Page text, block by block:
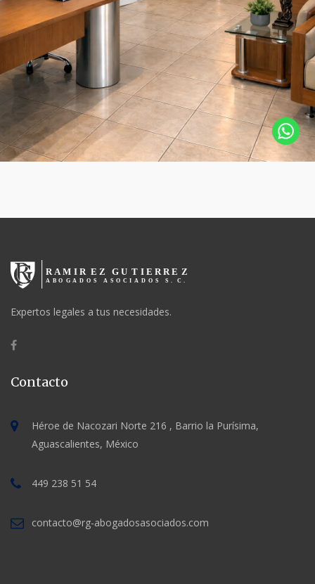
Expertos legales a tus necesidades.
Contacto
Héroe de Nacozari Norte 216 , Barrio la Purísima,
Aguascalientes, México
449 238 51 54
contacto@rg-abogadosasociados.com